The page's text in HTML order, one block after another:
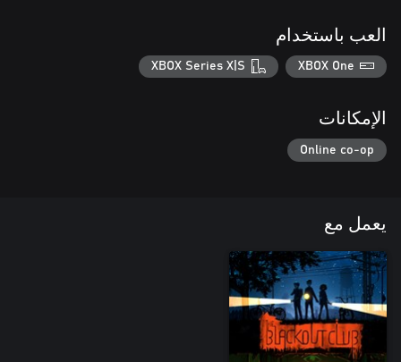
العب باستخدام
XBOX One
XBOX Series X|S
الإمكانات
Online co-op
يعمل مع